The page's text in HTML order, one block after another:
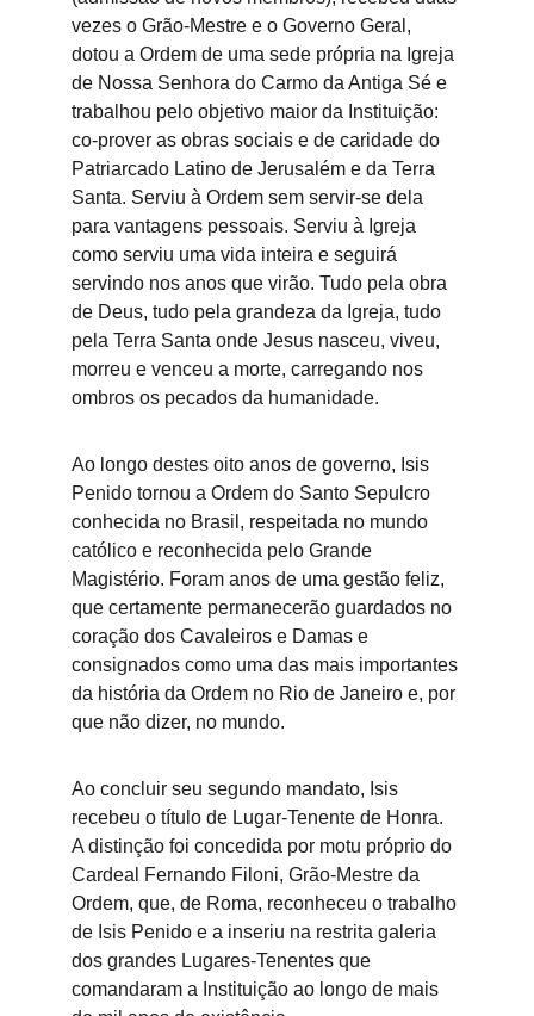
vezes o Grão-Mestre e o Governo Geral,
dotou a Ordem de uma sede própria na Igreja
de Nossa Senhora do Carmo da Antiga Sé e
trabalhou pelo objetivo maior da Instituição:
co-prover as obras sociais e de caridade do
Patriarcado Latino de Jerusalém e da Terra
Santa. Serviu à Ordem sem servir-se dela
para vantagens pessoais. Serviu à Igreja
como serviu uma vida inteira e seguirá
servindo nos anos que virão. Tudo pela obra
de Deus, tudo pela grandeza da Igreja, tudo
pela Terra Santa onde Jesus nasceu, viveu,
morreu e venceu a morte, carregando nos
ombros os pecados da humanidade.
Ao longo destes oito anos de governo, Isis
Penido tornou a Ordem do Santo Sepulcro
conhecida no Brasil, respeitada no mundo
católico e reconhecida pelo Grande
Magistério. Foram anos de uma gestão feliz,
que certamente permanecerão guardados no
coração dos Cavaleiros e Damas e
consignados como uma das mais importantes
da história da Ordem no Rio de Janeiro e, por
que não dizer, no mundo.
Ao concluir seu segundo mandato, Isis
recebeu o título de Lugar-Tenente de Honra.
A distinção foi concedida por motu próprio do
Cardeal Fernando Filoni, Grão-Mestre da
Ordem, que, de Roma, reconheceu o trabalho
de Isis Penido e a inseriu na restrita galeria
dos grandes Lugares-Tenentes que
comandaram a Instituição ao longo de mais